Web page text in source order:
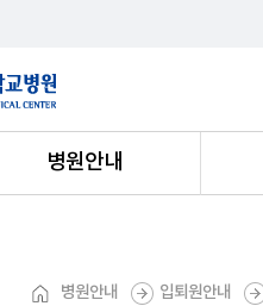
병원안내
병원안내 입퇴원안내